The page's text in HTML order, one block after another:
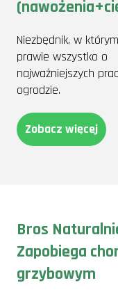
Niezbędnik, w
prawie wszystko o
najważniejszych
ogrodzie.
Zobacz więcej
Bros
Zapobiega
grzybowym